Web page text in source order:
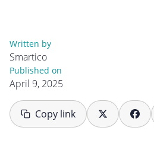
Written by
Smartico
Published on
April 9, 2025
Copy link